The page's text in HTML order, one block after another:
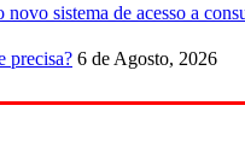
sistema de acesso a
precisa? 6 de Agosto, 2026